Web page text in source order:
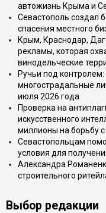
автожизнь Крыма и
Севастополь создал
спасения местного
Крым, Краснодар,
рекламы, которая
винодельческие
Ручьи под
многострадальные
июля 2026 года
Проверка на
искусственного
миллионы на борьбу
Севастопольцам
условия для
Александра
строительного
Выбор редакции